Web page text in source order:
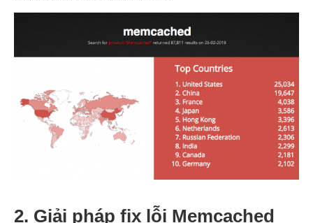
2. Giải pháp fix lỗi Memcached